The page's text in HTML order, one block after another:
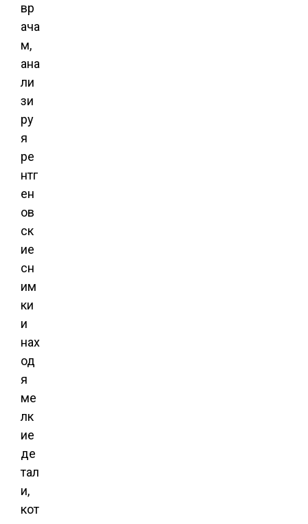
вр
ача
м,
ана
ли
зи
ру
я
ре
нтг
ен
ов
ск
ие
сн
им
ки
и
нах
од
я
ме
лк
ие
де
тал
и,
кот